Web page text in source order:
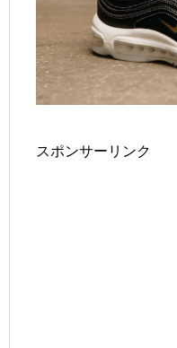
スポンサーリンク